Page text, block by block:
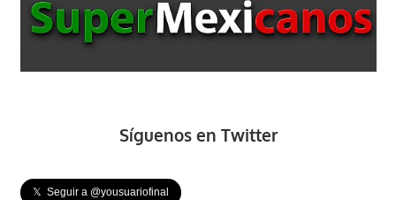
Síguenos en Twitter
𝕏 Seguir a @yousuariofinal